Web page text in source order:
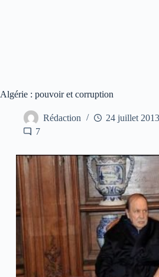
Algérie : pouvoir et corruption
Rédaction 24 juillet 2013
7